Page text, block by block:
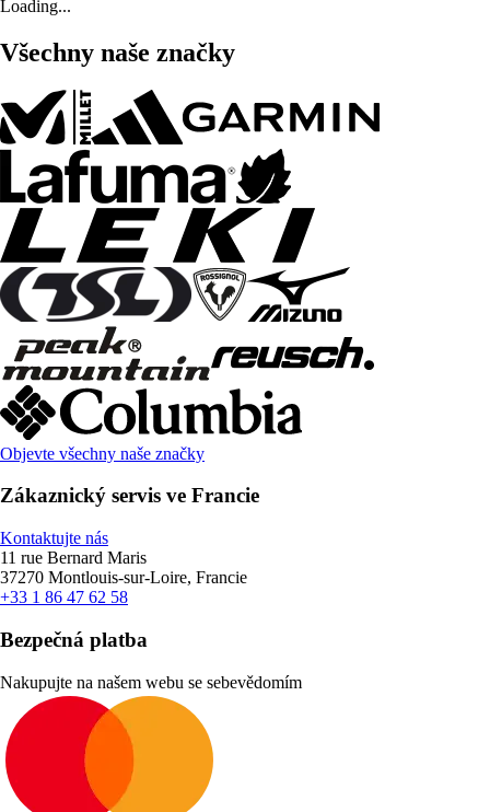
Loading...
Všechny naše značky
Objevte všechny naše značky
Zákaznický servis ve Francie
Kontaktujte nás
11 rue Bernard Maris
37270 Montlouis-sur-Loire, Francie
+33 1 86 47 62 58
Bezpečná platba
Nakupujte na našem webu se sebevědomím